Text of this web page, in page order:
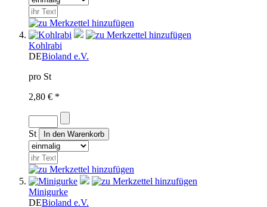
Kohlrabi
DEBioland e.V.
pro St
2,80 € *
St
Minigurke
DEBioland e.V.